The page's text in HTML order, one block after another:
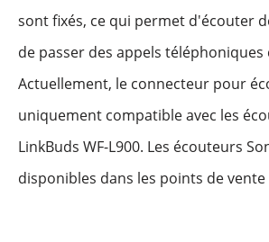
sont fixés, ce qui permet d'écouter
de passer des appels
Actuellement, le connecteur pour
uniquement compatible avec les
LinkBuds WF-L900. Les écouteurs
disponibles dans les points de